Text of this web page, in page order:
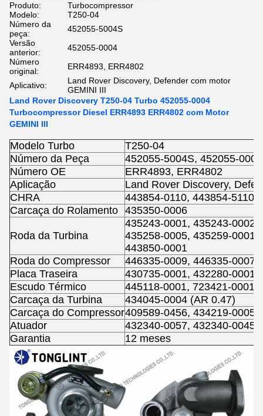
Produto:
Turbocompressor
Modelo:
T250-04
Número da
peça:
452055-5004S
Versão
anterior:
452055-0004
Número
original:
ERR4893, ERR4802
Aplicativo:
Land Rover Discovery, Defender com motor
GEMINI III
Land Rover Discovery T250-04 Turbo 452055-0004
Turbocompressor Diesel ERR4893 ERR4802 com Motor
GEMINI III
Modelo Turbo
T250-04
Número da Peça
452055-5004S, 452055-
Número OE
ERR4893, ERR4802
Aplicação
Land Rover Discovery,
CHRA
443854-0110, 443854-5110S
Carcaça do Rolamento 435350-0006
Roda da Turbina
435243-0001, 435243-
435258-0005, 435259-
443850-0001
Roda do Compressor
446335-0009, 446335-0007
Placa Traseira
430735-0001, 432280-0001
Escudo Térmico
445118-0001, 723421-0001
Carcaça da Turbina
434045-0004 (AR 0.47)
Carcaça do Compressor409589-0456, 434219-0005
Atuador
432340-0057, 432340-0045
Garantia
12 meses